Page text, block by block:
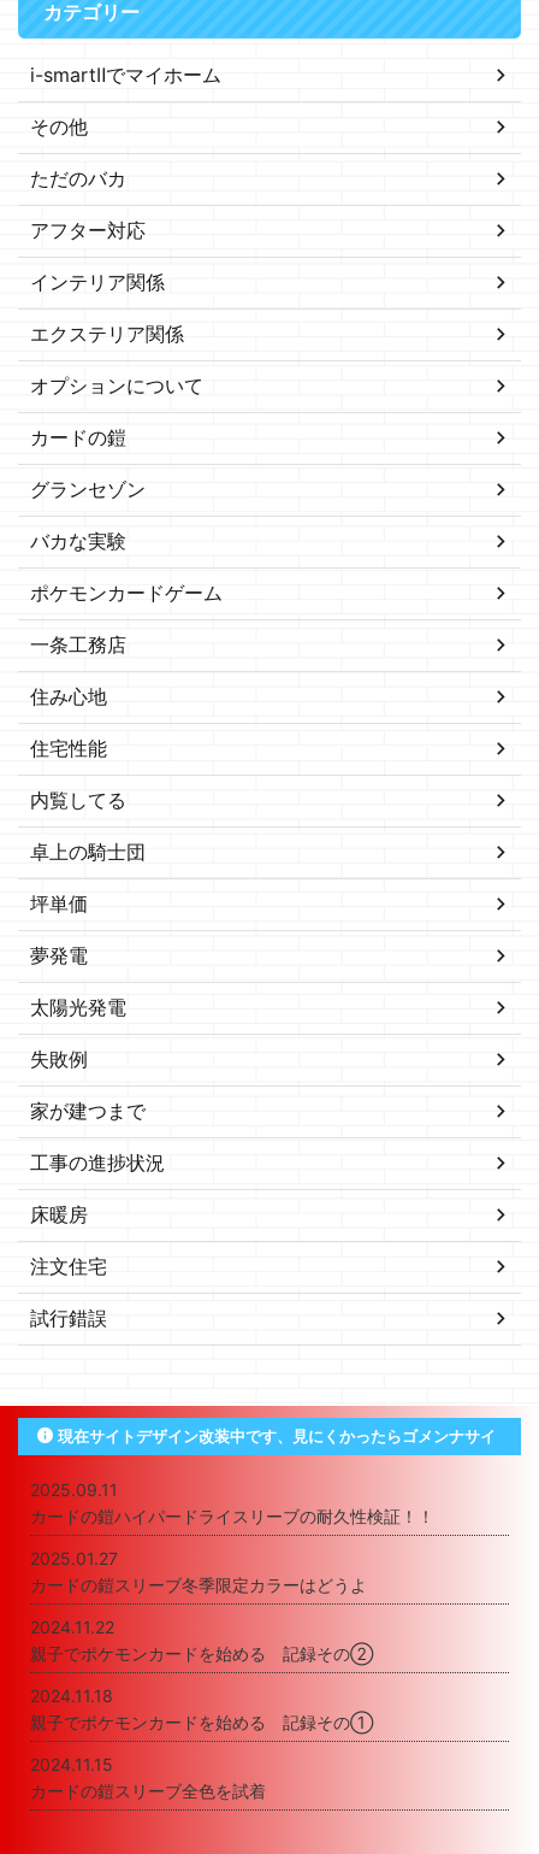
カテゴリー
i-smartⅡでマイホーム
その他
ただのバカ
アフター対応
インテリア関係
エクステリア関係
オプションについて
カードの鎧
グランセゾン
バカな実験
ポケモンカードゲーム
一条工務店
住み心地
住宅性能
内覧してる
卓上の騎士団
坪単価
夢発電
太陽光発電
失敗例
家が建つまで
工事の進捗状況
床暖房
注文住宅
試行錯誤
現在サイトデザイン改装中です、見にくかったらゴメンナサイ
2025.09.11
カードの鎧ハイパードライスリーブの耐久性検証！！
2025.01.27
カードの鎧スリーブ冬季限定カラーはどうよ
2024.11.22
親子でポケモンカードを始める 記録その②
2024.11.18
親子でポケモンカードを始める 記録その①
2024.11.15
カードの鎧スリーブ全色を試着